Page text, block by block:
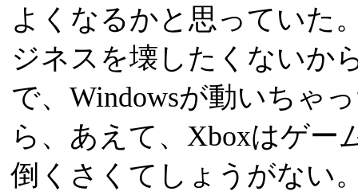
よくなるかと思っていた
ジネスを壊したくないか
で、Windowsが動いちゃ
ら、あえて、Xboxはゲー
倒くさくてしょうがない